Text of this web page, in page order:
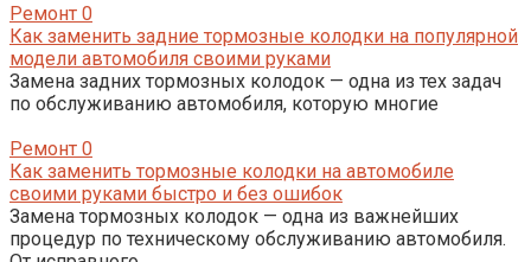
Ремонт 0
Как заменить задние тормозные колодки на популярной
модели автомобиля своими руками
Замена задних тормозных колодок — одна из тех задач
по обслуживанию автомобиля, которую многие
Ремонт 0
Как заменить тормозные колодки на автомобиле
своими руками быстро и без ошибок
Замена тормозных колодок — одна из важнейших
процедур по техническому обслуживанию автомобиля.